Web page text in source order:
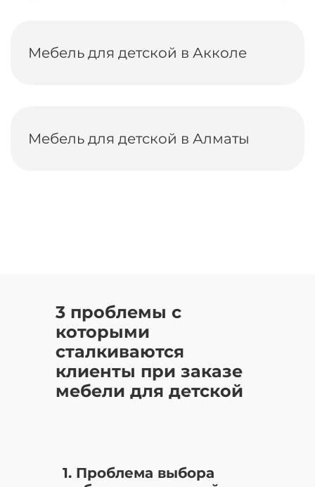
Мебель для детской в Акколе
Мебель для детской в Алматы
3 проблемы с
которыми
сталкиваются
клиенты при заказе
мебели для детской
1. Проблема выбора